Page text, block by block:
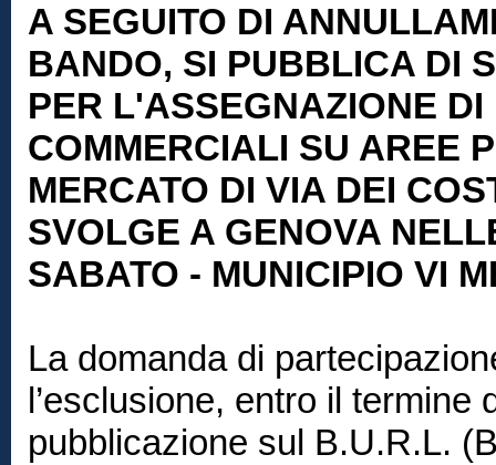
A SEGUITO DI
BANDO, SI PUBBLICA DI
PER L'ASSEGNAZIONE
COMMERCIALI SU AREE
MERCATO DI VIA DEI
SVOLGE A GENOVA
SABATO - MUNICIPIO VI
La domanda di
l’esclusione, entro il
pubblicazione sul B.U.R.L.